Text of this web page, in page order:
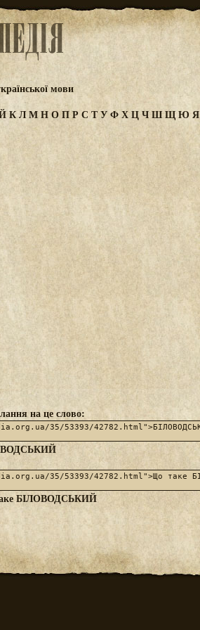
мови
КЛМНОПРС ТУФХЦЧШЩЮ Я
на це слово:
БІЛОВОДСЬКИЙ